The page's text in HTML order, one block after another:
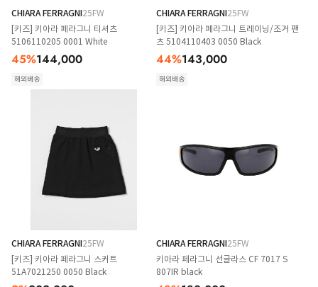
CHIARA FERRAGNI25FW
[키즈] 키아라 페라그니 티셔츠
5106110205 0001 White
45%144,000
해외배송
CHIARA FERRAGNI25FW
[키즈] 키아라 페라그니 트레이닝/조거 팬
츠 5104110403 0050 Black
44%143,000
해외배송
CHIARA FERRAGNI25FW
[키즈] 키아라 페라그니 스커트
51A7021250 0050 Black
CHIARA FERRAGNI25FW
키아라 페라그니 선글라스 CF 7017 S
807IR black